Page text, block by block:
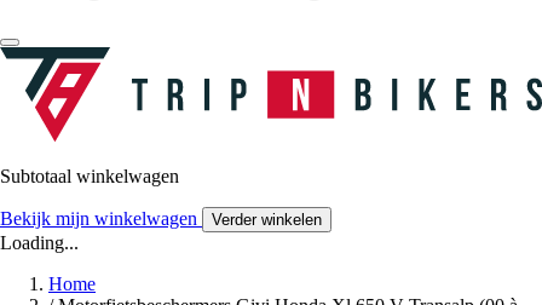
Subtotaal winkelwagen
Bekijk mijn winkelwagen Verder winkelen
Loading...
Home